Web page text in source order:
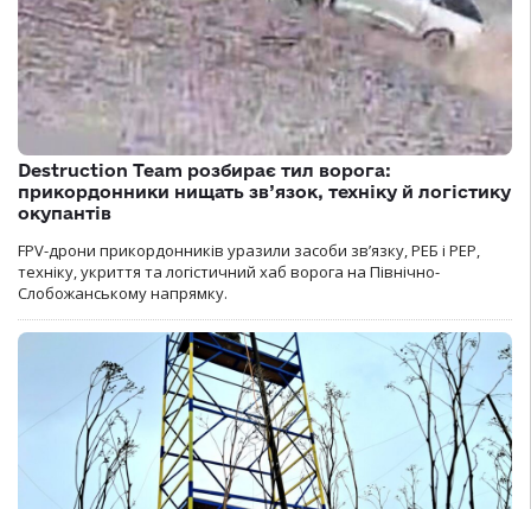
Destruction Team розбирає тил ворога:
прикордонники нищать зв’язок, техніку й логістику
окупантів
FPV-дрони прикордонників уразили засоби зв’язку, РЕБ і РЕР,
техніку, укриття та логістичний хаб ворога на Північно-
Слобожанському напрямку.